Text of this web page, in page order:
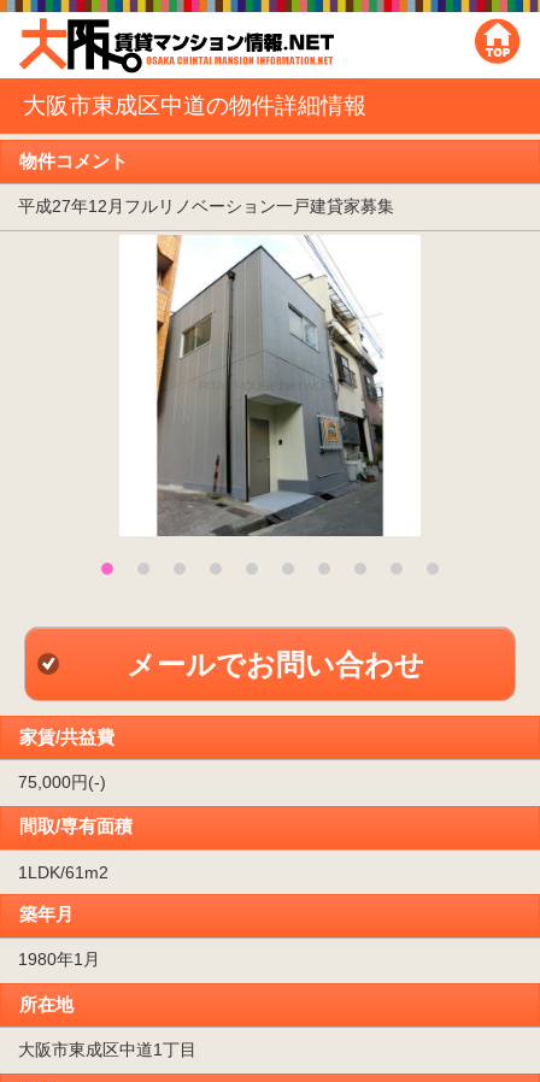
大阪市東成区中道の物件詳細情報
物件コメント
平成27年12月フルリノベーション一戸建貸家募集
メールでお問い合わせ
家賃/共益費
75,000円(-)
間取/専有面積
1LDK/61m2
築年月
1980年1月
所在地
大阪市東成区中道1丁目